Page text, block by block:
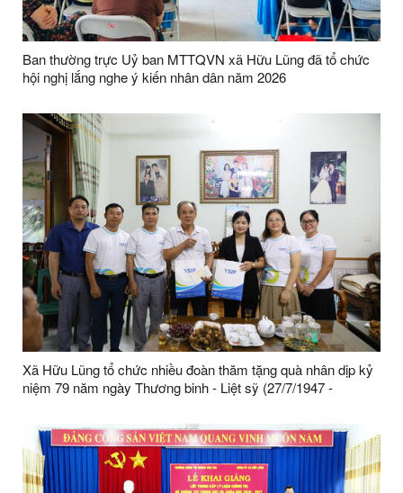
Ban thường trực Uỷ ban MTTQVN xã Hữu Lũng đã tổ chức
hội nghị lắng nghe ý kiến nhân dân năm 2026
Xã Hữu Lũng tổ chức nhiều đoàn thăm tặng quà nhân dịp kỷ
niệm 79 năm ngày Thương binh - Liệt sỹ (27/7/1947 -